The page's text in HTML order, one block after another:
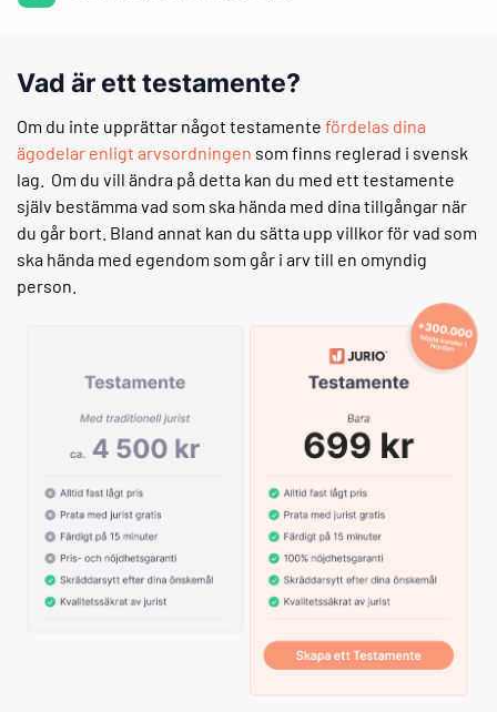
Vad är ett testamente?
Om du inte upprättar något testamente fördelas dina
ägodelar enligt arvsordningen som finns reglerad i svensk
lag. Om du vill ändra på detta kan du med ett testamente
själv bestämma vad som ska hända med dina tillgångar när
du går bort. Bland annat kan du sätta upp villkor för vad som
ska hända med egendom som går i arv till en omyndig
person.